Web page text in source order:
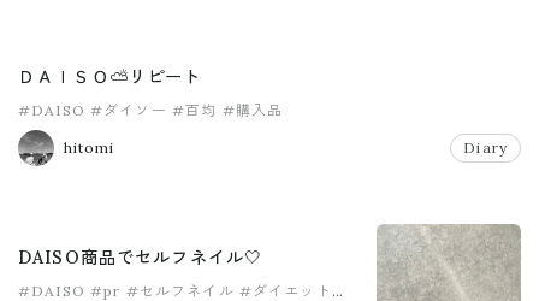
ＤＡＩＳＯ⛅️リピート
#DAISO #ダイソー #百均 #購入品
hitomi Diary
DAISO商品でセルフネイル🤍
#DAISO #pr #セルフネイル #ダイエット